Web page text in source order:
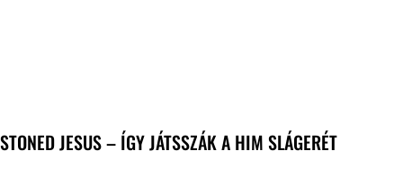
STONED JESUS – ÍGY JÁTSSZÁK A HIM SLÁGERÉT